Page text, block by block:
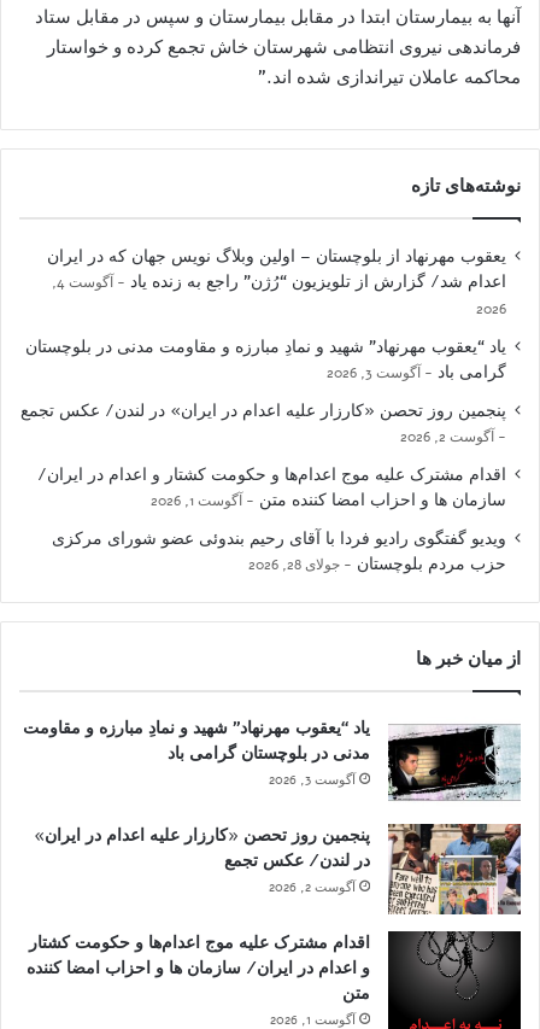
آنها به بیمارستان ابتدا در مقابل بیمارستان و سپس در مقابل ستاد
فرماندهی نیروی انتظامی شهرستان خاش تجمع کرده و خواستار
محاکمه عاملان تیراندازی شده اند.”
نوشته‌های تازه
یعقوب مهرنهاد از بلوچستان – اولین وبلاگ نویس جهان که در ایران
اعدام شد/ گزارش از تلویزیون “رُژن” راجع به زنده یاد
آگوست 4,
2026
یاد “یعقوب مهرنهاد” شهید و نمادِ مبارزه و مقاومت مدنی در بلوچستان
گرامی باد
آگوست 3, 2026
پنجمین روز تحصن «کارزار علیه اعدام در ایران» در لندن/ عکس تجمع
آگوست 2, 2026
اقدام مشترک علیه موج اعدام‌ها و حکومت کشتار و اعدام در ایران/
سازمان ها و احزاب امضا کننده متن
آگوست 1, 2026
ویدیو گفتگوی رادیو فردا با آقای رحیم بندوئی عضو شورای مرکزی
حزب مردم بلوچستان
جولای 28, 2026
از میان خبر ها
یاد “یعقوب مهرنهاد” شهید و نمادِ مبارزه و مقاومت
مدنی در بلوچستان گرامی باد
آگوست 3, 2026
پنجمین روز تحصن «کارزار علیه اعدام در ایران»
در لندن/ عکس تجمع
آگوست 2, 2026
اقدام مشترک علیه موج اعدام‌ها و حکومت کشتار
و اعدام در ایران/ سازمان ها و احزاب امضا کننده
متن
آگوست 1, 2026